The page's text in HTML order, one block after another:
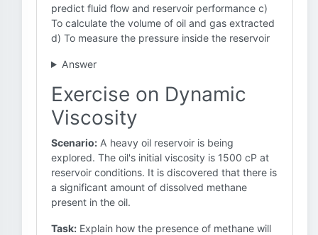
predict fluid flow and reservoir performance c)
To calculate the volume of oil and gas extracted
d) To measure the pressure inside the reservoir
Answer
Exercise on Dynamic
Viscosity
Scenario: A heavy oil reservoir is being
explored. The oil's initial viscosity is 1500 cP at
reservoir conditions. It is discovered that there is
a significant amount of dissolved methane
present in the oil.
Task: Explain how the presence of methane will